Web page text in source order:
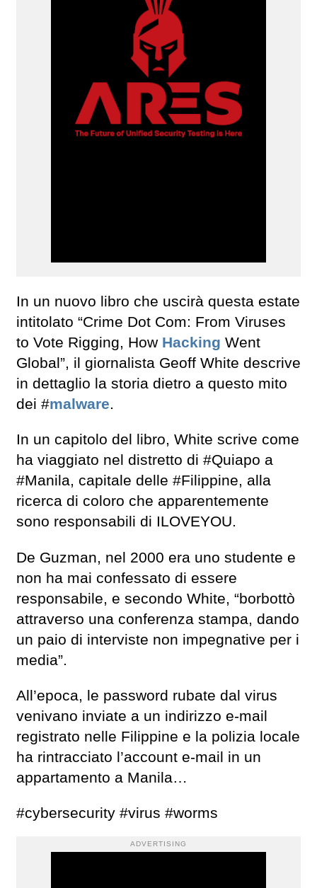
In un nuovo libro che uscirà questa estate
intitolato “Crime Dot Com: From Viruses
to Vote Rigging, How Hacking Went
Global”, il giornalista Geoff White descrive
in dettaglio la storia dietro a questo mito
dei #malware.
In un capitolo del libro, White scrive come
ha viaggiato nel distretto di #Quiapo a
#Manila, capitale delle #Filippine, alla
ricerca di coloro che apparentemente
sono responsabili di ILOVEYOU.
De Guzman, nel 2000 era uno studente e
non ha mai confessato di essere
responsabile, e secondo White, “borbottò
attraverso una conferenza stampa, dando
un paio di interviste non impegnative per i
media”.
All’epoca, le password rubate dal virus
venivano inviate a un indirizzo e-mail
registrato nelle Filippine e la polizia locale
ha rintracciato l’account e-mail in un
appartamento a Manila…
#cybersecurity #virus #worms
ADVERTISING